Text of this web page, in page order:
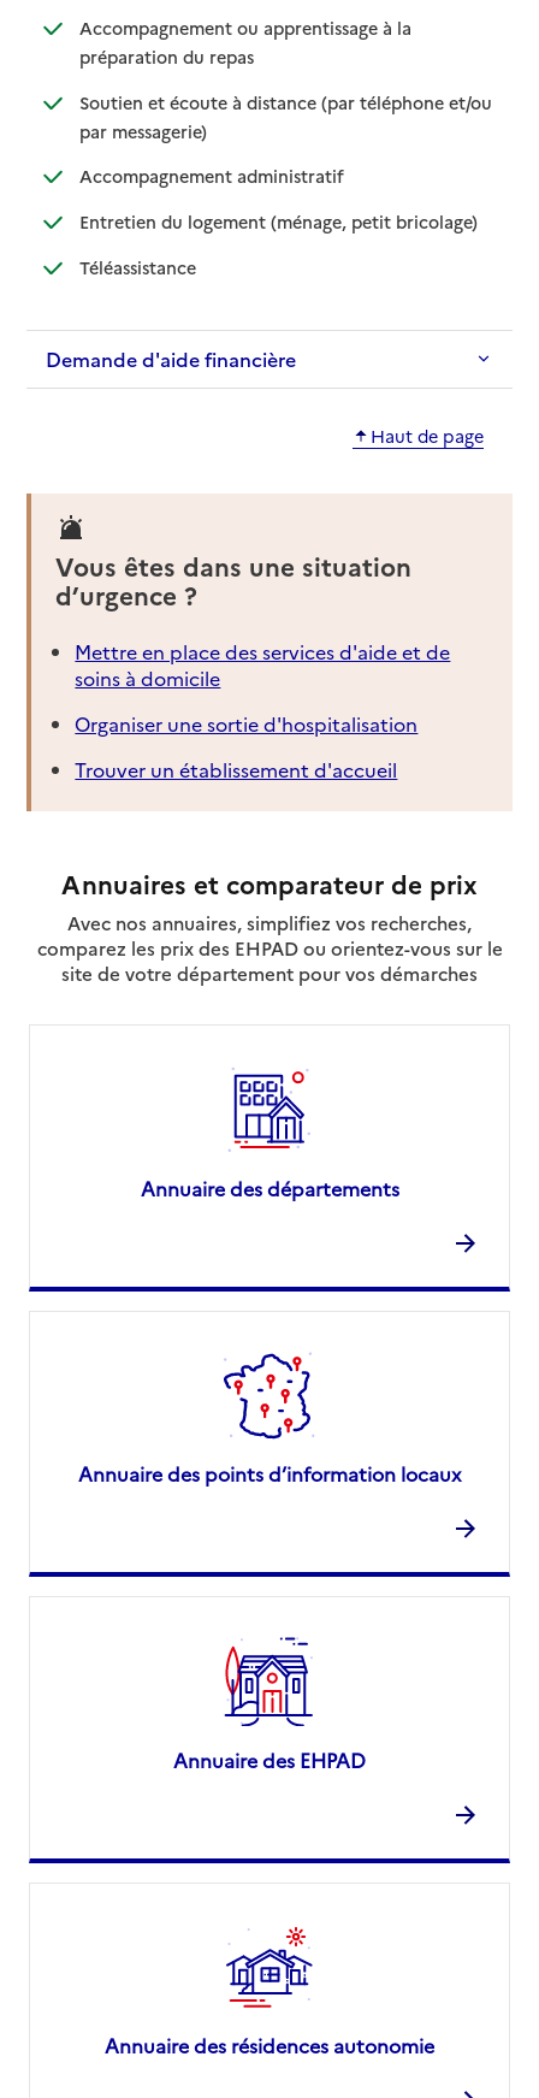
Accompagnement ou apprentissage à la
préparation du repas: disponible
: non disponible
Soutien et écoute à distance (par téléphone et/ou
par messagerie): disponible
: non disponible
Accompagnement administratif: disponible
: non disponible
Entretien du logement (ménage, petit bricolage): disponible
: non
Téléassistance: disponible
: non disponible
Demande d'aide financière
Haut de page
Vous êtes dans une situation
d’urgence ?
Mettre en place des services d'aide et de
soins à domicile
Organiser une sortie d'hospitalisation
Trouver un établissement d'accueil
Annuaires et comparateur de prix
Avec nos annuaires, simplifiez vos recherches,
comparez les prix des EHPAD ou orientez-vous sur le
site de votre département pour vos démarches
Annuaire des départements
Annuaire des points d’information locaux
Annuaire des EHPAD
Annuaire des résidences autonomie